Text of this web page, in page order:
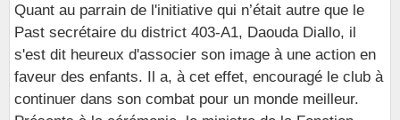
Quant au parrain de l'initiative qui n’était autre que le
Past secrétaire du district 403-A1, Daouda Diallo, il
s'est dit heureux d'associer son image à une action en
faveur des enfants. Il a, à cet effet, encouragé le club à
continuer dans son combat pour un monde meilleur.